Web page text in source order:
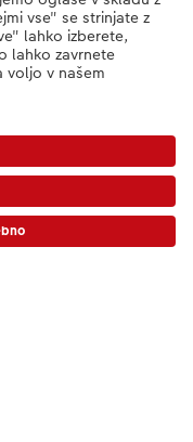
DDV. Cene ne vključujejo